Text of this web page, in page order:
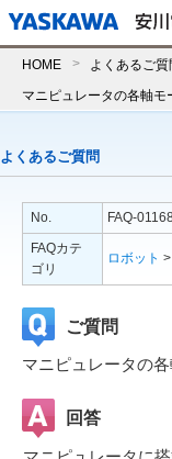
HOME よくあるご質
マニピュレータの各軸モ
よくあるご質問
No.
FAQ-
FAQカテ
ゴリ
ロボット >
ご質問
マニピュレータの
回答